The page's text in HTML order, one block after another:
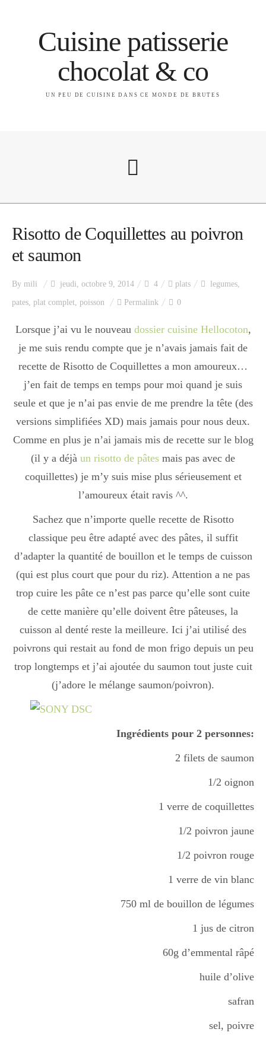
Cuisine patisserie
chocolat & co
UN PEU DE CUISINE DANS CE MONDE DE BRUTES
A propos
Catégories
Apéro
Entrée
plats
Dessert
Boisson chaudes
Les classiques
Mes amis en cuisine
Recettes Végétariennes
Resto
Semaines Spéciales
Risotto de Coquillettes au poivron
et saumon
By mili jeudi, octobre 9, 2014 4 plats legumes,
pates, plat complet, poisson Permalink 0
Lorsque j’ai vu le nouveau dossier cuisine Hellocoton,
je me suis rendu compte que je n’avais jamais fait de
recette de Risotto de Coquillettes a mon amoureux…
j’en fait de temps en temps pour moi quand je suis
seule et que je n’ai pas envie de me prendre la tête (des
versions simplifiées XD) mais jamais pour nous deux.
Comme en plus je n’ai jamais mis de recette sur le blog
(il y a déjà un risotto de pâtes mais pas avec de
coquillettes) je m’y suis mise plus sérieusement et
l’amoureux était ravis ^^.
Sachez que n’importe quelle recette de Risotto
classique peu être adapté avec des pâtes, il suffit
d’adapter la quantité de bouillon et le temps de cuisson
(qui est plus court que pour du riz). Attention a ne pas
trop cuire les pâte ce n’est pas parce qu’elle sont cuite
de cette manière qu’elle doivent être pâteuses, la
cuisson al denté reste la meilleure. Ici j’ai utilisé des
poivrons qui restait au fond de mon frigo depuis un peu
trop longtemps et j’ai ajoutée du saumon tout juste cuit
(j’adore le mélange saumon/poivron).
Ingrédients pour 2 personnes:
2 filets de saumon
1/2 oignon
1 verre de coquillettes
1/2 poivron jaune
1/2 poivron rouge
1 verre de vin blanc
750 ml de bouillon de légumes
1 jus de citron
60g d’emmental râpé
huile d’olive
safran
sel, poivre